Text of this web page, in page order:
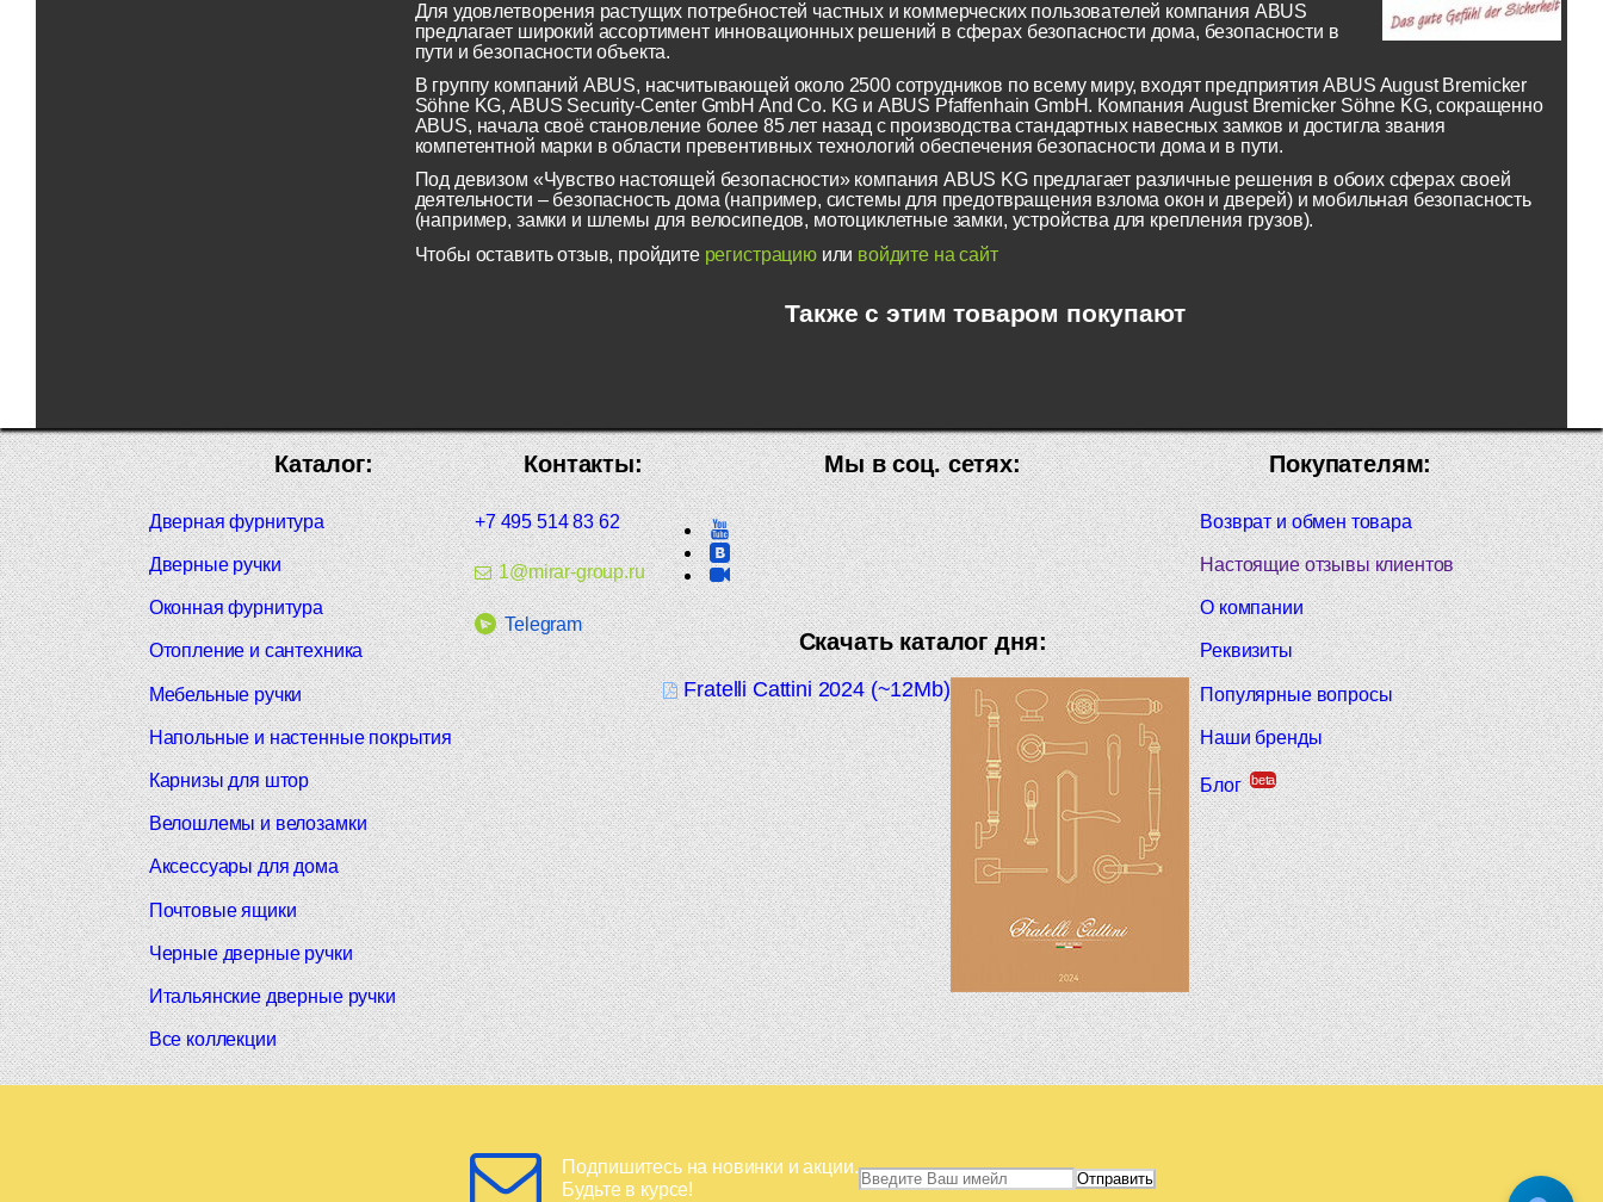
Для удовлетворения растущих потребностей частных и коммерческих пользователей компания ABUS
предлагает широкий ассортимент инновационных решений в сферах безопасности дома, безопасности в
пути и безопасности объекта.
В группу компаний ABUS, насчитывающей около 2500 сотрудников по всему миру, входят предприятия ABUS August Bremicker
Söhne KG, ABUS Security-Center GmbH And Co. KG и ABUS Pfaffenhain GmbH. Компания August Bremicker Söhne KG, сокращенно
ABUS, начала своё становление более 85 лет назад с производства стандартных навесных замков и достигла звания
компетентной марки в области превентивных технологий обеспечения безопасности дома и в пути.
Под девизом «Чувство настоящей безопасности» компания ABUS KG предлагает различные решения в обоих сферах своей
деятельности – безопасность дома (например, системы для предотвращения взлома окон и дверей) и мобильная безопасность
(например, замки и шлемы для велосипедов, мотоциклетные замки, устройства для крепления грузов).
Чтобы оставить отзыв, пройдите регистрациюили войдите на сайт
Также с этим товаром покупают
Покупателям:
Возврат и обмен товара
Настоящие отзывы клиентов
О компании
Реквизиты
Популярные вопросы
Наши бренды
Блог beta
Мы в соц. сетях:
Скачать каталог дня:
Fratelli Cattini 2024 (~12Mb)
Контакты:
+7 495 514 83 62
1@mirar-group.ru
Telegram
Каталог:
Дверная фурнитура
Дверные ручки
Оконная фурнитура
Отопление и сантехника
Мебельные ручки
Напольные и настенные покрытия
Карнизы для штор
Велошлемы и велозамки
Аксессуары для дома
Почтовые ящики
Черные дверные ручки
Итальянские дверные ручки
Все коллекции
Подпишитесь на новинки и акции.
Будьте в курсе!